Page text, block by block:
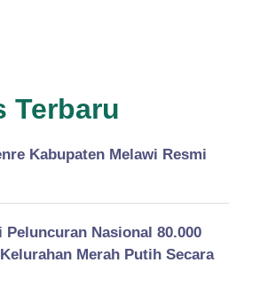
Terbaru
Kabupaten Melawi Resmi
Peluncuran Nasional 80.000
Merah Putih Secara